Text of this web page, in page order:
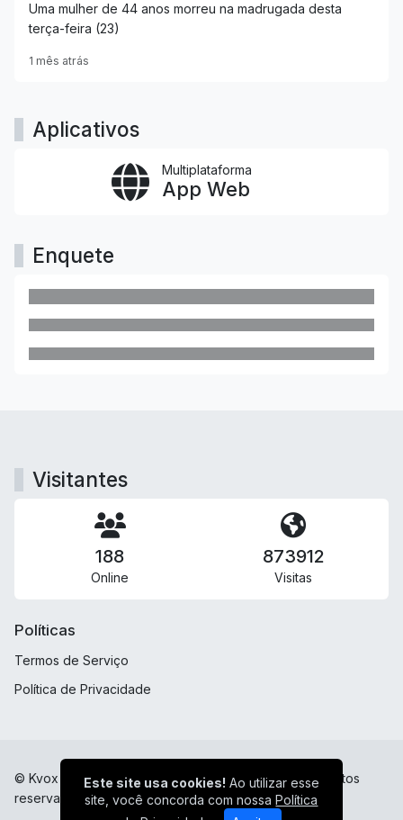
Uma mulher de 44 anos morreu na madrugada desta
terça-feira (23)
1 mês atrás
Aplicativos
Multiplataforma
App Web
Enquete
Visitantes
188
Online
873912
Visitas
Políticas
Termos de Serviço
Política de Privacidade
© Kvox Digital - Apaixonada por você! - Todos os direitos
reservados.
Este site usa cookies! Ao utilizar esse
site, você concorda com nossaPolítica